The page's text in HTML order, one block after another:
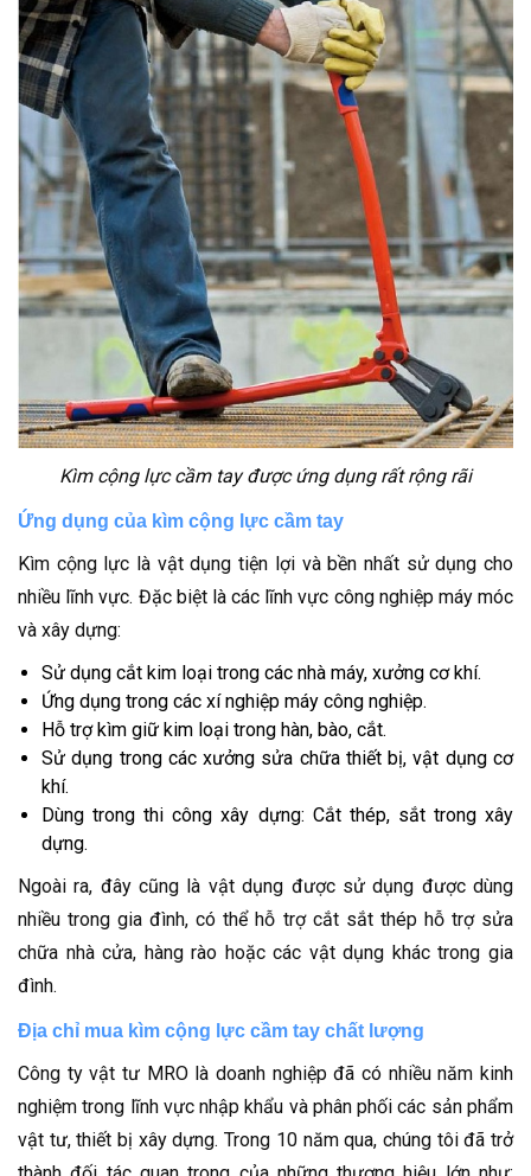
Kìm cộng lực cầm tay được ứng dụng rất rộng rãi
Ứng dụng của kìm cộng lực cầm tay
Kìm cộng lực là vật dụng tiện lợi và bền nhất sử dụng cho
nhiều lĩnh vực. Đặc biệt là các lĩnh vực công nghiệp máy móc
và xây dựng:
Sử dụng cắt kim loại trong các nhà máy, xưởng cơ khí.
Ứng dụng trong các xí nghiệp máy công nghiệp.
Hỗ trợ kìm giữ kim loại trong hàn, bào, cắt.
Sử dụng trong các xưởng sửa chữa thiết bị, vật dụng cơ
khí.
Dùng trong thi công xây dựng: Cắt thép, sắt trong xây
dựng.
Ngoài ra, đây cũng là vật dụng được sử dụng được dùng
nhiều trong gia đình, có thể hỗ trợ cắt sắt thép hỗ trợ sửa
chữa nhà cửa, hàng rào hoặc các vật dụng khác trong gia
đình.
Địa chỉ mua kìm cộng lực cầm tay chất lượng
Công ty vật tư MRO là doanh nghiệp đã có nhiều năm kinh
nghiệm trong lĩnh vực nhập khẩu và phân phối các sản phẩm
vật tư, thiết bị xây dựng. Trong 10 năm qua, chúng tôi đã trở